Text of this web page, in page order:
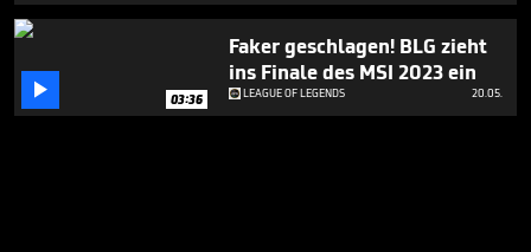
 03:36
Faker geschlagen! BLG zieht
ins Finale des MSI 2023 ein
LEAGUE OF LEGENDS 20.05.